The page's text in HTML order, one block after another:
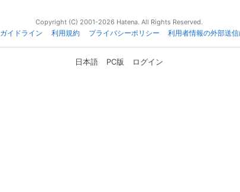
Copyright (C) 2001-2026 Hatena. All Rights Reserved.
ガイドライン 利用規約 プライバシーポリシー 利用者情報の外部送
日本語 PC版 ログイン